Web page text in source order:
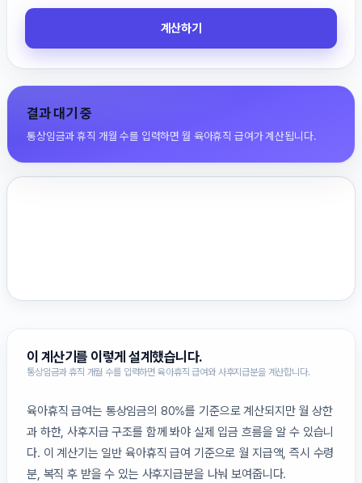
계산하기
결과 대기 중
통상임금과 휴직 개월 수를 입력하면 월 육아휴직 급여가 계산됩니다.
이 계산기를 이렇게 설계했습니다.
통상임금과 휴직 개월 수를 입력하면 육아휴직 급여와 사후지급분을 계산합니다.
육아휴직 급여는 통상임금의 80%를 기준으로 계산되지만 월 상한
과 하한, 사후지급 구조를 함께 봐야 실제 입금 흐름을 알 수 있습니
다. 이 계산기는 일반 육아휴직 급여 기준으로 월 지급액, 즉시 수령
분, 복직 후 받을 수 있는 사후지급분을 나눠 보여줍니다.